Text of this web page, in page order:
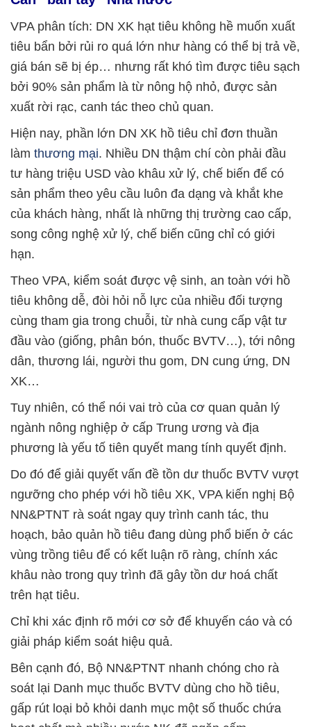
VPA phân tích: DN XK hạt tiêu không hề muốn xuất
tiêu bẩn bởi rủi ro quá lớn như hàng có thể bị trả về,
giá bán sẽ bị ép… nhưng rất khó tìm được tiêu sạch
bởi 90% sản phẩm là từ nông hộ nhỏ, được sản
xuất rời rạc, canh tác theo chủ quan.
Hiện nay, phần lớn DN XK hồ tiêu chỉ đơn thuần
làm thương mại. Nhiều DN thậm chí còn phải đầu
tư hàng triệu USD vào khâu xử lý, chế biến để có
sản phẩm theo yêu cầu luôn đa dạng và khắt khe
của khách hàng, nhất là những thị trường cao cấp,
song công nghệ xử lý, chế biến cũng chỉ có giới
hạn.
Theo VPA, kiểm soát được vệ sinh, an toàn với hồ
tiêu không dễ, đòi hỏi nỗ lực của nhiều đối tượng
cùng tham gia trong chuỗi, từ nhà cung cấp vật tư
đầu vào (giống, phân bón, thuốc BVTV…), tới nông
dân, thương lái, người thu gom, DN cung ứng, DN
XK…
Tuy nhiên, có thể nói vai trò của cơ quan quản lý
ngành nông nghiệp ở cấp Trung ương và địa
phương là yếu tố tiên quyết mang tính quyết định.
Do đó để giải quyết vấn đề tồn dư thuốc BVTV vượt
ngưỡng cho phép với hồ tiêu XK, VPA kiến nghị Bộ
NN&PTNT rà soát ngay quy trình canh tác, thu
hoạch, bảo quản hồ tiêu đang dùng phổ biến ở các
vùng trồng tiêu để có kết luận rõ ràng, chính xác
khâu nào trong quy trình đã gây tồn dư hoá chất
trên hạt tiêu.
Chỉ khi xác định rõ mới cơ sở để khuyến cáo và có
giải pháp kiểm soát hiệu quả.
Bên cạnh đó, Bộ NN&PTNT nhanh chóng cho rà
soát lại Danh mục thuốc BVTV dùng cho hồ tiêu,
gấp rút loại bỏ khỏi danh mục một số thuốc chứa